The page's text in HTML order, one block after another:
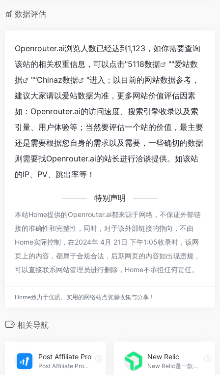
数据评估
Openrouter.ai浏览人数已经达到1,123，如你需要查询
该站的相关权重信息，可以点击"5118数据 ""爱站数
据
""Chinaz数据
"进入；以目前的网站数据参考，
建议大家请以爱站数据为准，更多网站价值评估因素
如：Openrouter.ai的访问速度、搜索引擎收录以及索
引量、用户体验等；当然要评估一个站的价值，最主要
还是需要根据您自身的需求以及需要，一些确切的数据
则需要找Openrouter.ai的站长进行洽谈提供。如该站
的IP、PV、跳出率等！
特别声明
本站Home提供的Openrouter.ai都来源于网络，不保证外部链
接的准确性和完整性，同时，对于该外部链接的指向，不由
Home实际控制，在2024年 4月 21日 下午1:05收录时，该网
页上的内容，都属于合规合法，后期网页的内容如出现违规，
可以直接联系网站管理员进行删除，Home不承担任何责任。
Home致力于优质、实用的网络站点资源收集与分享！
相关导航
Post Affiliate Pro
Post Affiliate Pro是一款全面的联盟营销软件平台，可以帮助用户创建和管理联盟计划，跟踪联盟合作伙伴的表现，并发放佣金。它提供准确的联盟追踪、多种推广材料、自动化工作流程和全面的报告和分析功能，Post Affiliate Pro官网入口网址
New Relic
New Relic是一款全方位的可观测性平台，帮助工程师监控、调试和改进整个技术栈。它提供了30多种功能和700多种集成，结合了人工智能的力量，为工程师提供了一个集成的解决方案，New Relic官网入口网址